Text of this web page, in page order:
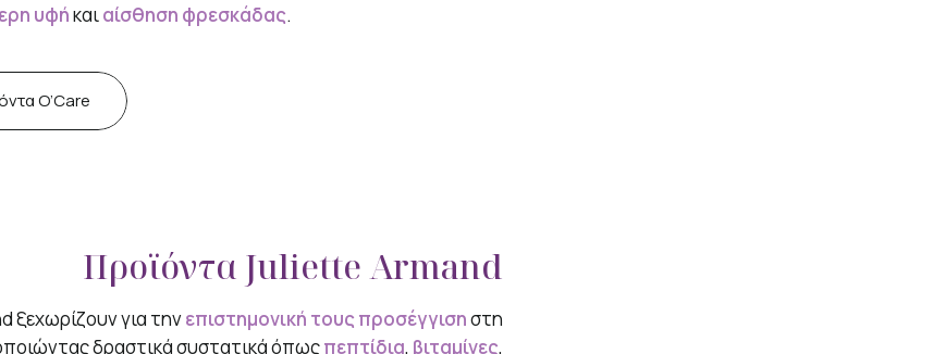
υφήκαιαίσθηση φρεσκάδας.
O’Care
Προϊόντα Juliette Armand
ξεχωρίζουν για τηνεπιστημονική τους προσέγγισηστη
δραστικά συστατικά όπωςπεπτίδια, βιταμίνες,